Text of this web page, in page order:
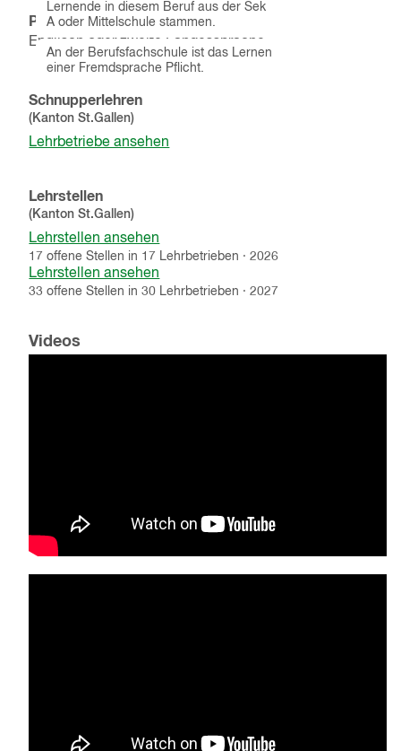
Lernende in diesem Beruf aus der Sek
A oder Mittelschule stammen.
Pflichtfremdsprache
Hinweistext
einblenden
An der Berufsfachschule ist das Lernen
einer Fremdsprache Pflicht.
Englisch oder zweite Landessprache
Schnupperlehren
(KantonSt.Gallen)
Lehrbetriebe ansehen
Lehrstellen
(KantonSt.Gallen)
Lehrstellen ansehen
17 offeneStellen in 17 Lehrbetrieben ·2026
Lehrstellen ansehen
33 offeneStellen in30 Lehrbetrieben ·2027
Videos